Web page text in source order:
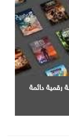
رقمية دائمة